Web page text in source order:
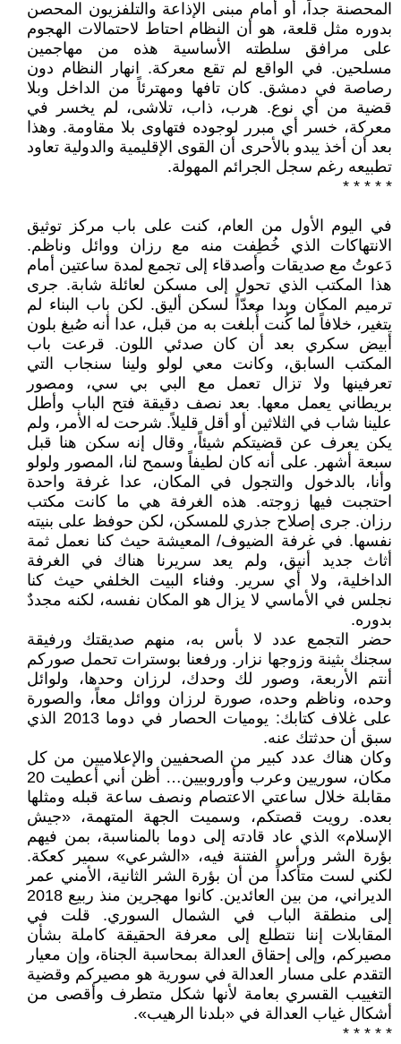
المحصنة جداً، أو أمام مبنى الإذاعة والتلفزيون المحصن
بدوره مثل قلعة، هو أن النظام احتاط لاحتمالات الهجوم
على مرافق سلطته الأساسية هذه من مهاجمين
مسلحين. في الواقع لم تقع معركة. انهار النظام دون
رصاصة في دمشق. كان تافها ومهترئاً من الداخل وبلا
قضية من أي نوع. هرب، ذاب، تلاشى، لم يخسر في
معركة، خسر أي مبرر لوجوده فتهاوى بلا مقاومة. وهذا
بعد أن أخذ يبدو بالأحرى أن القوى الإقليمية والدولية تعاود
تطبيعه رغم سجل الجرائم المهولة.
* * * * *
في اليوم الأول من العام، كنت على باب مركز توثيق
الانتهاكات الذي خُطِفت منه مع رزان ووائل وناظم.
دَعوتُ مع صديقات وأصدقاء إلى تجمع لمدة ساعتين أمام
هذا المكتب الذي تحول إلى مسكن لعائلة شابة. جرى
ترميم المكان وبدا معدّاً لسكن أليق. لكن باب البناء لم
يتغير، خلافاً لما كُنت أُبلغت به من قبل، عدا أنه صُبغ بلون
أبيض سكري بعد أن كان صدئي اللون. قرعت باب
المكتب السابق، وكانت معي لولو ولينا سنجاب التي
تعرفينها ولا تزال تعمل مع البي بي سي، ومصور
بريطاني يعمل معها. بعد نصف دقيقة فتح الباب وأطل
علينا شاب في الثلاثين أو أقل قليلاً. شرحت له الأمر، ولم
يكن يعرف عن قضيتكم شيئاً، وقال إنه سكن هنا قبل
سبعة أشهر. على أنه كان لطيفاً وسمح لنا، المصور ولولو
وأنا، بالدخول والتجول في المكان، عدا غرفة واحدة
احتجبت فيها زوجته. هذه الغرفة هي ما كانت مكتب
رزان. جرى إصلاح جذري للمسكن، لكن حوفظ على بنيته
نفسها. في غرفة الضيوف/ المعيشة حيث كنا نعمل ثمة
أثاث جديد أنيق، ولم يعد سريرنا هناك في الغرفة
الداخلية، ولا أي سرير. وفناء البيت الخلفي حيث كنا
نجلس في الأماسي لا يزال هو المكان نفسه، لكنه مجددٌ
بدوره.
حضر التجمع عدد لا بأس به، منهم صديقتك ورفيقة
سجنك بثينة وزوجها نزار. ورفعنا بوسترات تحمل صوركم
أنتم الأربعة، وصور لك وحدك، لرزان وحدها، ولوائل
وحده، وناظم وحده، صورة لرزان ووائل معاً، والصورة
على غلاف كتابك: يوميات الحصار في دوما 2013 الذي
سبق أن حدثتك عنه.
وكان هناك عدد كبير من الصحفيين والإعلاميين من كل
مكان، سوريين وعرب وأوروبيين… أظن أني أعطيت 20
مقابلة خلال ساعتي الاعتصام ونصف ساعة قبله ومثلها
بعده. رويت قصتكم، وسميت الجهة المتهمة، «جيش
الإسلام» الذي عاد قادته إلى دوما بالمناسبة، بمن فيهم
بؤرة الشر ورأس الفتنة فيه، «الشرعي» سمير كعكة.
لكني لست متأكداً من أن بؤرة الشر الثانية، الأمني عمر
الديراني، من بين العائدين. كانوا مهجرين منذ ربيع 2018
إلى منطقة الباب في الشمال السوري. قلت في
المقابلات إننا نتطلع إلى معرفة الحقيقة كاملة بشأن
مصيركم، وإلى إحقاق العدالة بمحاسبة الجناة، وإن معيار
التقدم على مسار العدالة في سورية هو مصيركم وقضية
التغييب القسري بعامة لأنها شكل متطرف وأقصى من
أشكال غياب العدالة في «بلدنا الرهيب».
* * * * *